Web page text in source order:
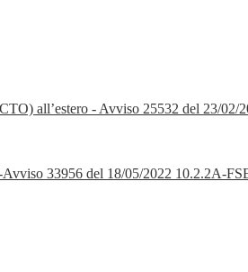
all’estero - Avviso 25532 del 23/
33956 del 18/05/2022 10.2.2A-